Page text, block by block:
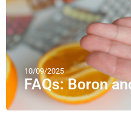
10/09/2025
FAQs: Boron